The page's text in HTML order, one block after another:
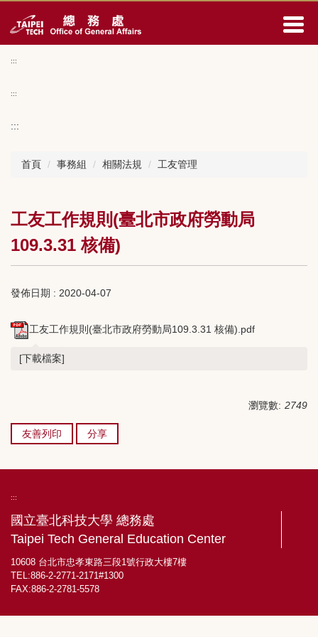
到
區
:::
:::
:::
首頁 事務組 相關法規 工友管理
工友工作規則(臺北市政府勞動局
109.3.31 核備)
發佈日期 : 2020-04-07
工友工作規則(臺北市政府勞動局109.3.31 核備).pdf
[下載檔案]
瀏覽數: 2749
友善列印 分享
:::
國立臺北科技大學 總務處
Taipei Tech General Education Center
10608 台北市忠孝東路三段1號行政大樓7樓
TEL:886-2-2771-2171#1300
FAX:886-2-2781-5578